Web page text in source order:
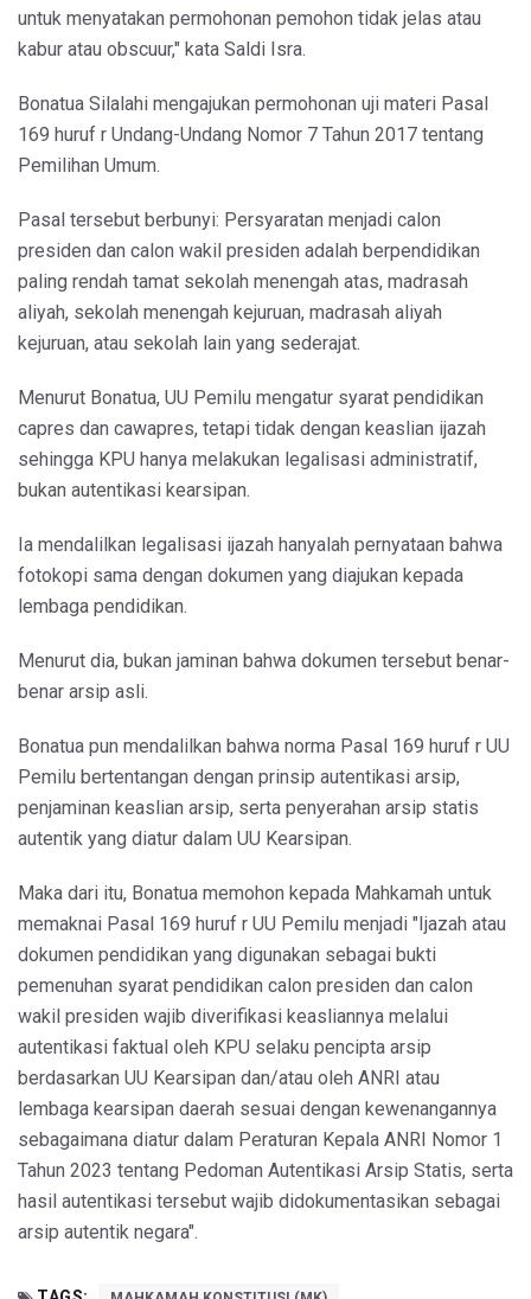
untuk menyatakan permohonan pemohon tidak jelas atau
kabur atau obscuur," kata Saldi Isra.
Bonatua Silalahi mengajukan permohonan uji materi Pasal
169 huruf r Undang-Undang Nomor 7 Tahun 2017 tentang
Pemilihan Umum.
Pasal tersebut berbunyi: Persyaratan menjadi calon
presiden dan calon wakil presiden adalah berpendidikan
paling rendah tamat sekolah menengah atas, madrasah
aliyah, sekolah menengah kejuruan, madrasah aliyah
kejuruan, atau sekolah lain yang sederajat.
Menurut Bonatua, UU Pemilu mengatur syarat pendidikan
capres dan cawapres, tetapi tidak dengan keaslian ijazah
sehingga KPU hanya melakukan legalisasi administratif,
bukan autentikasi kearsipan.
Ia mendalilkan legalisasi ijazah hanyalah pernyataan bahwa
fotokopi sama dengan dokumen yang diajukan kepada
lembaga pendidikan.
Menurut dia, bukan jaminan bahwa dokumen tersebut benar-
benar arsip asli.
Bonatua pun mendalilkan bahwa norma Pasal 169 huruf r UU
Pemilu bertentangan dengan prinsip autentikasi arsip,
penjaminan keaslian arsip, serta penyerahan arsip statis
autentik yang diatur dalam UU Kearsipan.
Maka dari itu, Bonatua memohon kepada Mahkamah untuk
memaknai Pasal 169 huruf r UU Pemilu menjadi "Ijazah atau
dokumen pendidikan yang digunakan sebagai bukti
pemenuhan syarat pendidikan calon presiden dan calon
wakil presiden wajib diverifikasi keasliannya melalui
autentikasi faktual oleh KPU selaku pencipta arsip
berdasarkan UU Kearsipan dan/atau oleh ANRI atau
lembaga kearsipan daerah sesuai dengan kewenangannya
sebagaimana diatur dalam Peraturan Kepala ANRI Nomor 1
Tahun 2023 tentang Pedoman Autentikasi Arsip Statis, serta
hasil autentikasi tersebut wajib didokumentasikan sebagai
arsip autentik negara".